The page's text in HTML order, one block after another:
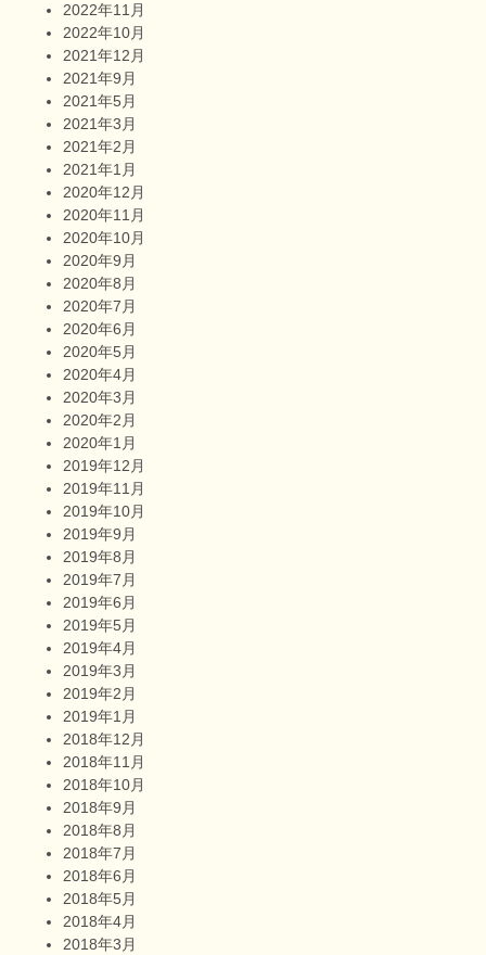
2022年11月
2022年10月
2021年12月
2021年9月
2021年5月
2021年3月
2021年2月
2021年1月
2020年12月
2020年11月
2020年10月
2020年9月
2020年8月
2020年7月
2020年6月
2020年5月
2020年4月
2020年3月
2020年2月
2020年1月
2019年12月
2019年11月
2019年10月
2019年9月
2019年8月
2019年7月
2019年6月
2019年5月
2019年4月
2019年3月
2019年2月
2019年1月
2018年12月
2018年11月
2018年10月
2018年9月
2018年8月
2018年7月
2018年6月
2018年5月
2018年4月
2018年3月